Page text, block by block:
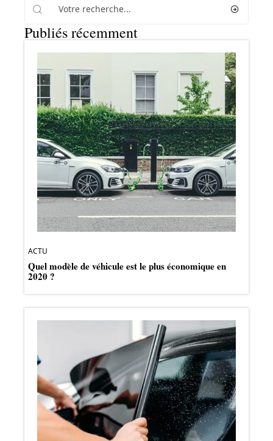
Publiés récemment
ACTU
Quel modèle de véhicule est le plus économique en
2020 ?